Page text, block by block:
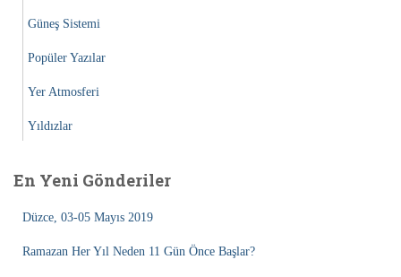
Güneş Sistemi
Popüler Yazılar
Yer Atmosferi
Yıldızlar
En Yeni Gönderiler
Düzce, 03-05 Mayıs 2019
Ramazan Her Yıl Neden 11 Gün Önce Başlar?